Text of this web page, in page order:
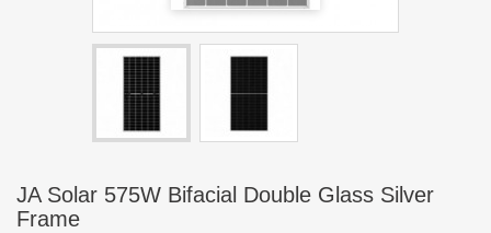
JA Solar 575W Bifacial Double Glass Silver
Frame